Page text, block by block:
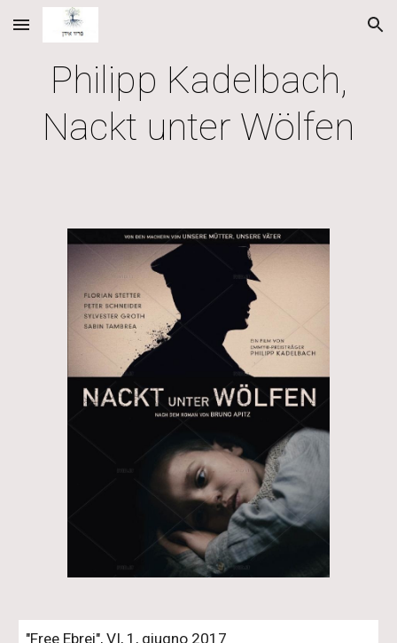
Skip to main content Skip to navigation
Philipp Kadelbach,
Nackt unter Wölfen
"Free Ebrei", VI, 1, giugno 2017